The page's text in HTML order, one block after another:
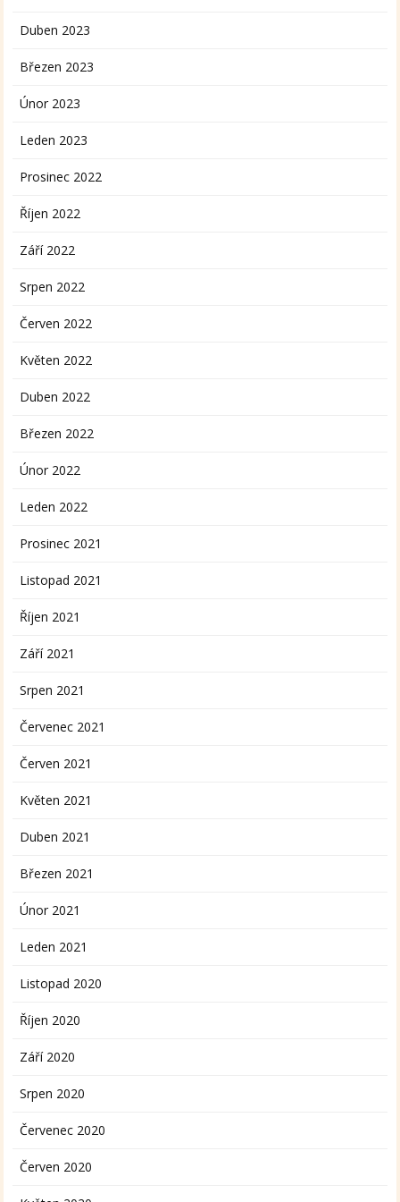
Duben 2023
Březen 2023
Únor 2023
Leden 2023
Prosinec 2022
Říjen 2022
Září 2022
Srpen 2022
Červen 2022
Květen 2022
Duben 2022
Březen 2022
Únor 2022
Leden 2022
Prosinec 2021
Listopad 2021
Říjen 2021
Září 2021
Srpen 2021
Červenec 2021
Červen 2021
Květen 2021
Duben 2021
Březen 2021
Únor 2021
Leden 2021
Listopad 2020
Říjen 2020
Září 2020
Srpen 2020
Červenec 2020
Červen 2020